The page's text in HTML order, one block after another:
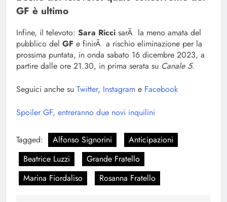
GF è ultimo
Infine, il televoto: Sara Ricci sarÃ la meno amata del
pubblico del GF e finirÃ a rischio eliminazione per la
prossima puntata, in onda sabato 16 dicembre 2023, a
partire dalle ore 21.30, in prima serata su Canale 5.
Seguici anche su Twitter, Instagram e Facebook
Spoiler GF, entreranno due novi inquilini
Tagged: Alfonso Signorini
Anticipazioni
Beatrice Luzzi
Grande Fratello
Marina Fiordaliso
Rosanna Fratello